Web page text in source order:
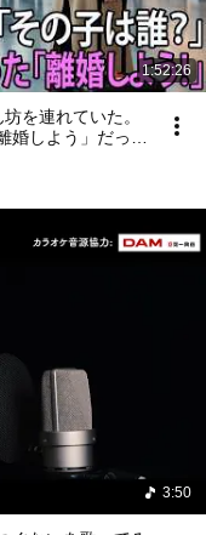
1:52:26
を連れていた。
婚しよう」だった
3:50